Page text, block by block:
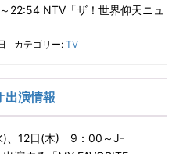
22:54 NTV「ザ！世界仰天ニュ
カテゴリー: TV
演情報
)、12日(木) 9：00～J-